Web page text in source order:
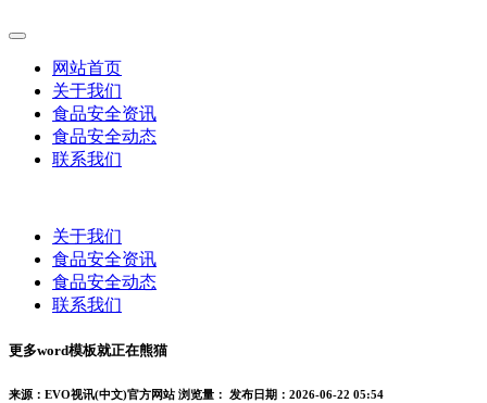
网站首页
关于我们
食品安全资讯
食品安全动态
联系我们
关于我们
食品安全资讯
食品安全动态
联系我们
更多word模板就正在熊猫
来源：EVO视讯(中文)官方网站 浏览量： 发布日期：2026-06-22 05:54